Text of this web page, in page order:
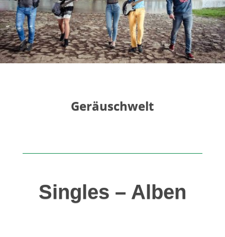
Geräuschwelt
Singles – Alben